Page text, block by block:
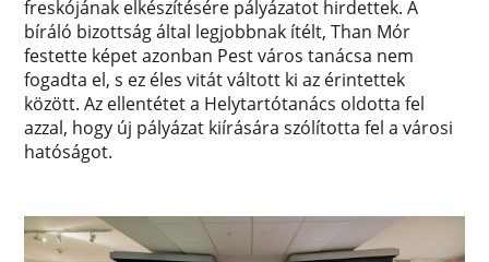
freskójának elkészítésére pályázatot hirdettek. A
bíráló bizottság által legjobbnak ítélt, Than Mór
festette képet azonban Pest város tanácsa nem
fogadta el, s ez éles vitát váltott ki az érintettek
között. Az ellentétet a Helytartótanács oldotta fel
azzal, hogy új pályázat kiírására szólította fel a városi
hatóságot.